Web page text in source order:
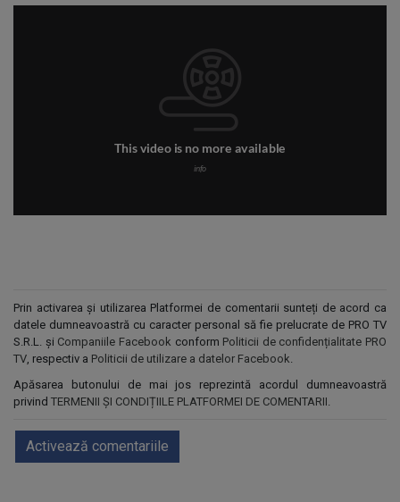
Prin activarea și utilizarea Platformei de comentarii sunteți de acord ca
datele dumneavoastră cu caracter personal să fie prelucrate de PRO TV
S.R.L. și Companiile Facebook conform Politicii de confidențialitate PRO
TV, respectiv a Politicii de utilizare a datelor Facebook.
Apăsarea butonului de mai jos reprezintă acordul dumneavoastră
privind TERMENII ȘI CONDIȚIILE PLATFORMEI DE COMENTARII.
Activează comentariile